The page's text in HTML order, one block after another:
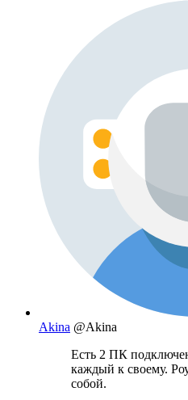
Akina @Akina
Есть 2 ПК
каждый к своему.
собой.